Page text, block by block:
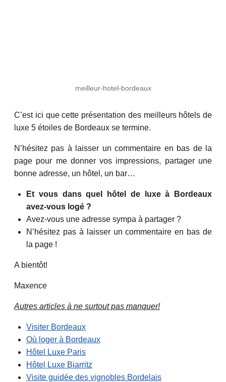
meilleur-hotel-bordeaux
C’est ici que cette présentation des meilleurs hôtels de
luxe 5 étoiles de Bordeaux se termine.
N’hésitez pas à laisser un commentaire en bas de la
page pour me donner vos impressions, partager une
bonne adresse, un hôtel, un bar…
Et vous dans quel hôtel de luxe à Bordeaux
avez-vous logé ?
Avez-vous une adresse sympa à partager ?
N’hésitez pas à laisser un commentaire en bas de
la page !
A bientôt!
Maxence
Autres articles à ne surtout pas manquer!
Visiter Bordeaux
Où loger à Bordeaux
Hôtel Luxe Paris
Hôtel Luxe Biarritz
Visite guidée des vignobles Bordelais